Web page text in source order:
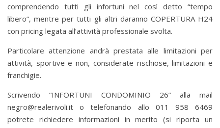
comprendendo tutti gli infortuni nel così detto “tempo
libero”, mentre per tutti gli altri daranno COPERTURA H24
con pricing legata all’attività professionale svolta.
Particolare attenzione andrà prestata alle limitazioni per
attività, sportive e non, considerate rischiose, limitazioni e
franchigie.
Scrivendo “INFORTUNI CONDOMINIO 26” alla mail
negro@realerivoli.it o telefonando allo 011 958 6469
potrete richiedere informazioni in merito (si riporta un